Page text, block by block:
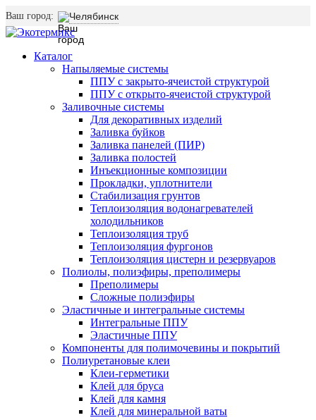
Ваш город: Челябинск
Каталог
Напыляемые системы
ППУ с закрыто-ячеистой структурой
ППУ с открыто-ячеистой структурой
Заливочные системы
Для декоративных изделий
Заливка буйков
Заливка панелей (ПИР)
Заливка полостей
Инъекционные композиции
Прокладки, уплотнители
Стабилизация грунтов
Теплоизоляция водонагревателей
холодильников
Теплоизоляция труб
Теплоизоляция фургонов
Теплоизоляция цистерн и резервуаров
Полиолы, полиэфиры, преполимеры
Преполимеры
Сложные полиэфиры
Эластичные и интегральные системы
Интегральные ППУ
Эластичные ППУ
Компоненты для полимочевины и покрытий
Полиуретановые клеи
Клеи-герметики
Клей для бруса
Клей для камня
Клей для минеральной ваты